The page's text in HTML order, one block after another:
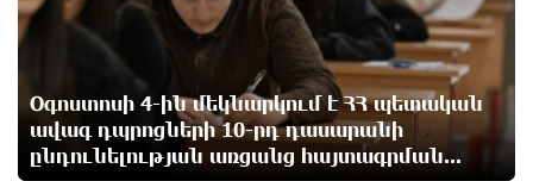
ցուցահանդեսը երկարաձգվել է մինչև օգոստոսի
30-ը
1 օր առաջ
Որոնվում է նախաձեռնված քրեական վարույթի
շրջանակներում
Օգոստոսի 4-ին մեկնարկում է ՀՀ պետական
ավագ դպրոցների 10-րդ դասարանի
ընդունելության առցանց հայտագրման...